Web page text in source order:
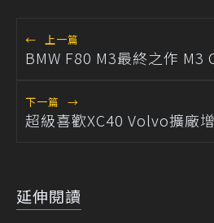
← 上一篇
BMW F80 M3最終之作 M3
下一篇 →
超級喜歡XC40 Volvo擴廠
延伸閱讀